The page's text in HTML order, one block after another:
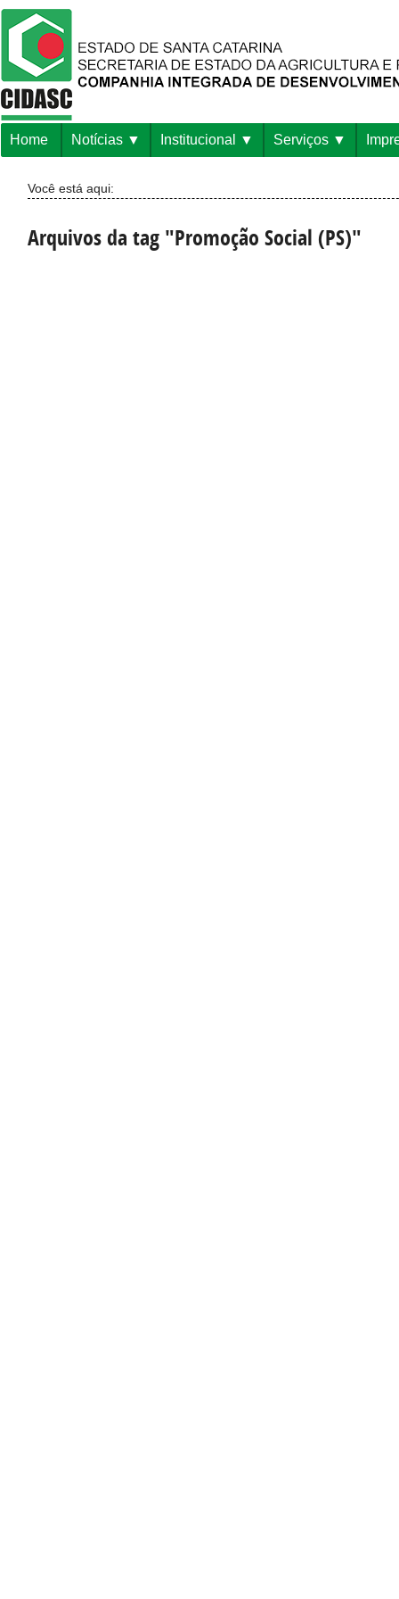
Home Notícias Institucional Serviços
Você está aqui:
Arquivos da tag "Promoção Social (PS)"